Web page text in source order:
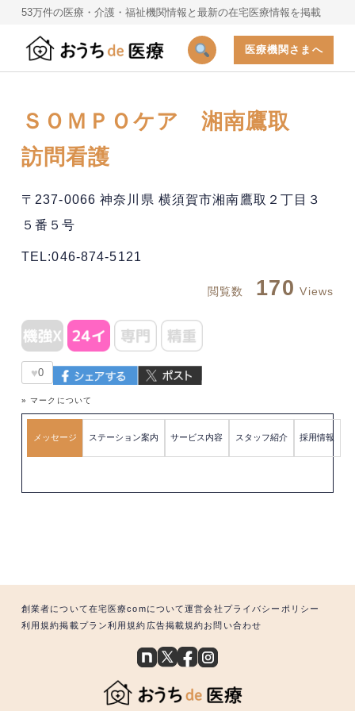
53万件の医療・介護・福祉機関情報と最新の在宅医療情報を掲載
医療機関さまへ
ＳＯＭＰＯケア 湘南鷹取
訪問看護
〒237-0066 神奈川県 横須賀市湘南鷹取２丁目３
５番５号
TEL:046-874-5121
閲覧数 170 Views
♥0
» マークについて
メッセージ ステーション案内 サービス内容 スタッフ紹介 採用情報
創業者について在宅医療comについて運営会社 プライバシーポリシー
利用規約掲載プラン利用規約 広告掲載規約お問い合わせ